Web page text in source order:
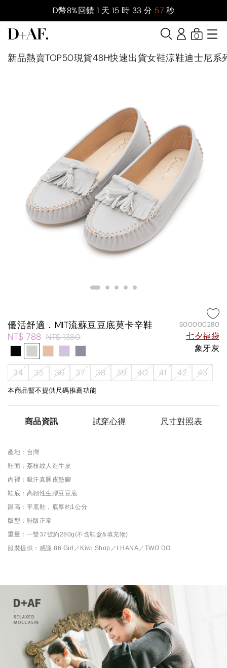
D幣8%回饋 1 天 15 時 33 分 56 秒
新品熱賣TOP50現貨48H快速出貨女鞋涼鞋迪士尼系
0
優活舒適．MIT流蘇豆豆底莫卡辛鞋 S00000280
NT$ 788 NT$ 1380
七夕福袋
象牙灰
34 35 36 37 38 39 40 41 42 43
本商品暫不提供尺碼推薦功能
商品資訊 試穿心得 尺寸對照表
產地：台灣
鞋面：荔枝紋人造牛皮
內裡：吸汗真豚皮墊腳
鞋底：高韌性生膠豆豆底
跟高：平底鞋，底厚約1公分
版型：鞋版正常
重量：一雙37號約280g(不含鞋盒&填充物)
服裝提供：感謝 86 Girl／Kiwi Shop／I HANA／TWO DO